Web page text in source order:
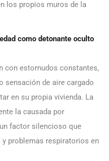
los propios muros de la
como detonante oculto
con estornudos constantes,
sensación de aire cargado
en su propia vivienda. La
la causada por
factor silencioso que
problemas respiratorios en